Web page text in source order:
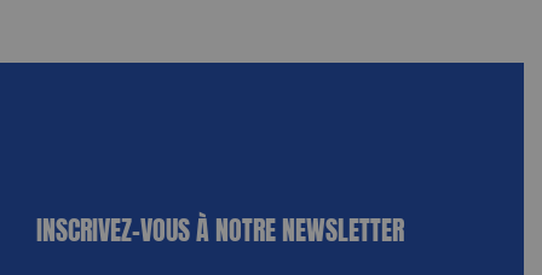
INSCRIVEZ-VOUS À NOTRE NEWSLETTER